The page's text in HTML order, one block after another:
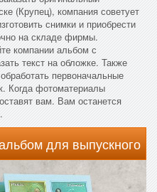
(Крупец), компания советует
снимки и приобрести
на складе фирмы.
компании альбом с
текст на обложке. Также
первоначальные
Когда фотоматериалы
вам. Вам останется
для выпускного